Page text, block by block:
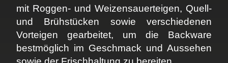
mit Roggen- und Weizensauerteigen, Quell-
und Brühstücken sowie verschiedenen
Vorteigen gearbeitet, um die Backware
bestmöglich im Geschmack und Aussehen